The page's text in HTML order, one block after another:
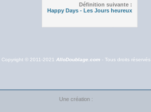
Définition suivante :
Happy Days - Les Jours heureux
Copyright © 2011-2021 AlloDoublage.com - Tous droits réservés
Une création :